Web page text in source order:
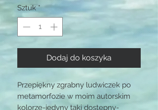
Sztuk *
Dodaj do koszyka
Przepiękny zgrabny ludwiczek po
metamorfozie w moim autorskim
kolorze-jedyny taki dostępny-